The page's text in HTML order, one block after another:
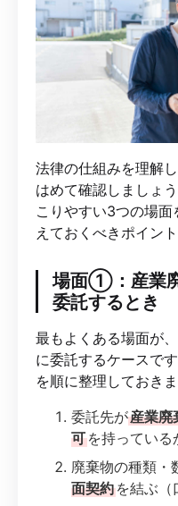
法律の仕組みを理解
はめて確認しましょ
こりやすい3つの場
えておくべきポイン
場面①：産業
委託するとき
最もよくある場面が
に委託するケースで
を順に整理しておきま
委託先が産業廃
可 を持っている
廃棄物の種類・
面契約 を結ぶ（